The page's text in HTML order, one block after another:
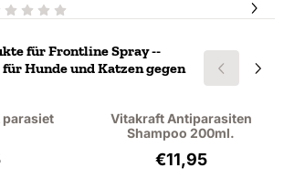
fürFrontline Spray --
Hunde und Katzen gegen
parasiet
9,75, ohne MwSt.: 8,06
Vitakraft Antiparasiten
Shampoo 200ml.
Preis: 11,95,
€11,95